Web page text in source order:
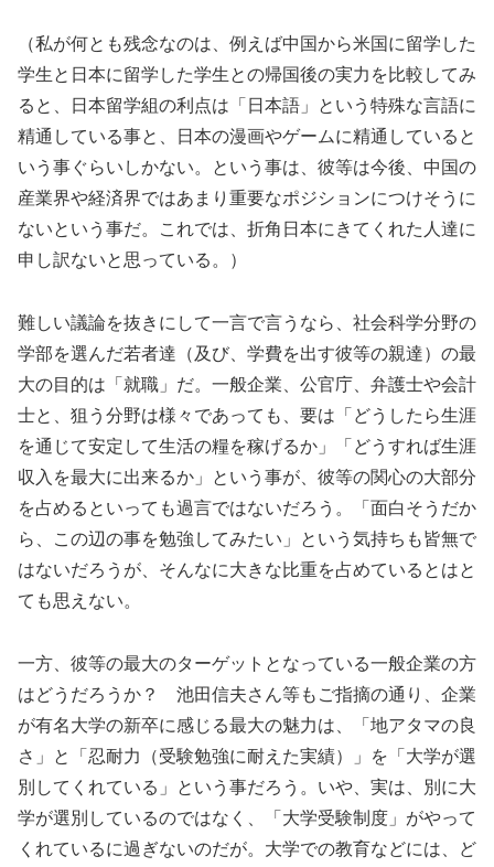
（私が何とも残念なのは、例えば中国から米国に留学した
学生と日本に留学した学生との帰国後の実力を比較してみ
ると、日本留学組の利点は「日本語」という特殊な言語に
精通している事と、日本の漫画やゲームに精通していると
いう事ぐらいしかない。という事は、彼等は今後、中国の
産業界や経済界ではあまり重要なポジションにつけそうに
ないという事だ。これでは、折角日本にきてくれた人達に
申し訳ないと思っている。）
難しい議論を抜きにして一言で言うなら、社会科学分野の
学部を選んだ若者達（及び、学費を出す彼等の親達）の最
大の目的は「就職」だ。一般企業、公官庁、弁護士や会計
士と、狙う分野は様々であっても、要は「どうしたら生涯
を通じて安定して生活の糧を稼げるか」「どうすれば生涯
収入を最大に出来るか」という事が、彼等の関心の大部分
を占めるといっても過言ではないだろう。「面白そうだか
ら、この辺の事を勉強してみたい」という気持ちも皆無で
はないだろうが、そんなに大きな比重を占めているとはと
ても思えない。
一方、彼等の最大のターゲットとなっている一般企業の方
はどうだろうか？ 池田信夫さん等もご指摘の通り、企業
が有名大学の新卒に感じる最大の魅力は、「地アタマの良
さ」と「忍耐力（受験勉強に耐えた実績）」を「大学が選
別してくれている」という事だろう。いや、実は、別に大
学が選別しているのではなく、「大学受験制度」がやって
くれているに過ぎないのだが。大学での教育などには、ど